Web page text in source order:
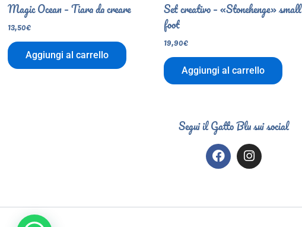
Magic Ocean – Tiara da creare
13,50€
Aggiungi al carrello
Set creativo – «Stonehenge» small
foot
19,90€
Aggiungi al carrello
Segui il Gatto Blu sui social
F
a
o
I
n
g